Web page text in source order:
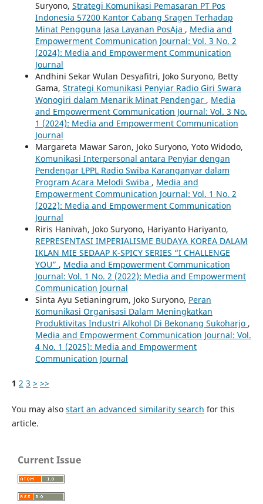
Suryono, Strategi Komunikasi Pemasaran PT Pos
Indonesia 57200 Kantor Cabang Sragen Terhadap
Minat Pengguna Jasa Layanan PosAja , Media and
Empowerment Communication Journal: Vol. 3 No. 2
(2024): Media and Empowerment Communication
Journal
Andhini Sekar Wulan Desyafitri, Joko Suryono, Betty
Gama, Strategi Komunikasi Penyiar Radio Giri Swara
Wonogiri dalam Menarik Minat Pendengar , Media
and Empowerment Communication Journal: Vol. 3 No.
1 (2024): Media and Empowerment Communication
Journal
Margareta Mawar Saron, Joko Suryono, Yoto Widodo,
Komunikasi Interpersonal antara Penyiar dengan
Pendengar LPPL Radio Swiba Karanganyar dalam
Program Acara Melodi Swiba , Media and
Empowerment Communication Journal: Vol. 1 No. 2
(2022): Media and Empowerment Communication
Journal
Riris Hanivah, Joko Suryono, Hariyanto Hariyanto,
REPRESENTASI IMPERIALISME BUDAYA KOREA DALAM
IKLAN MIE SEDAAP K-SPICY SERIES “I CHALLENGE
YOU” , Media and Empowerment Communication
Journal: Vol. 1 No. 2 (2022): Media and Empowerment
Communication Journal
Sinta Ayu Setianingrum, Joko Suryono, Peran
Komunikasi Organisasi Dalam Meningkatkan
Produktivitas Industri Alkohol Di Bekonang Sukoharjo ,
Media and Empowerment Communication Journal: Vol.
4 No. 1 (2025): Media and Empowerment
Communication Journal
1 2 3 > >>
You may also start an advanced similarity search for this
article.
Current Issue